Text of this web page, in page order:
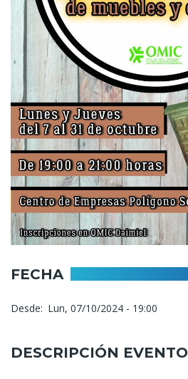
FECHA
Desde Lun, 07/10/2024 - 19:00
DESCRIPCIÓN EVENTO